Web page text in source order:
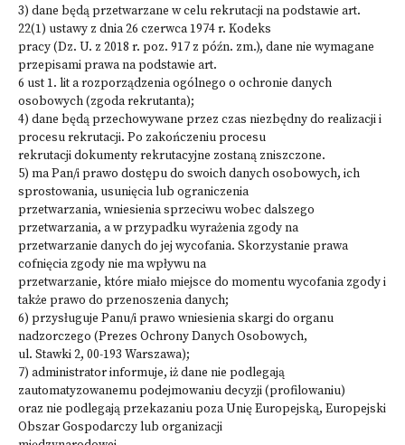
3) dane będą przetwarzane w celu rekrutacji na podstawie art.
22(1) ustawy z dnia 26 czerwca 1974 r. Kodeks
pracy (Dz. U. z 2018 r. poz. 917 z późn. zm.), dane nie wymagane
przepisami prawa na podstawie art.
6 ust 1. lit a rozporządzenia ogólnego o ochronie danych
osobowych (zgoda rekrutanta);
4) dane będą przechowywane przez czas niezbędny do realizacji i
procesu rekrutacji. Po zakończeniu procesu
rekrutacji dokumenty rekrutacyjne zostaną zniszczone.
5) ma Pan/i prawo dostępu do swoich danych osobowych, ich
sprostowania, usunięcia lub ograniczenia
przetwarzania, wniesienia sprzeciwu wobec dalszego
przetwarzania, a w przypadku wyrażenia zgody na
przetwarzanie danych do jej wycofania. Skorzystanie prawa
cofnięcia zgody nie ma wpływu na
przetwarzanie, które miało miejsce do momentu wycofania zgody i
także prawo do przenoszenia danych;
6) przysługuje Panu/i prawo wniesienia skargi do organu
nadzorczego (Prezes Ochrony Danych Osobowych,
ul. Stawki 2, 00-193 Warszawa);
7) administrator informuje, iż dane nie podlegają
zautomatyzowanemu podejmowaniu decyzji (profilowaniu)
oraz nie podlegają przekazaniu poza Unię Europejską, Europejski
Obszar Gospodarczy lub organizacji